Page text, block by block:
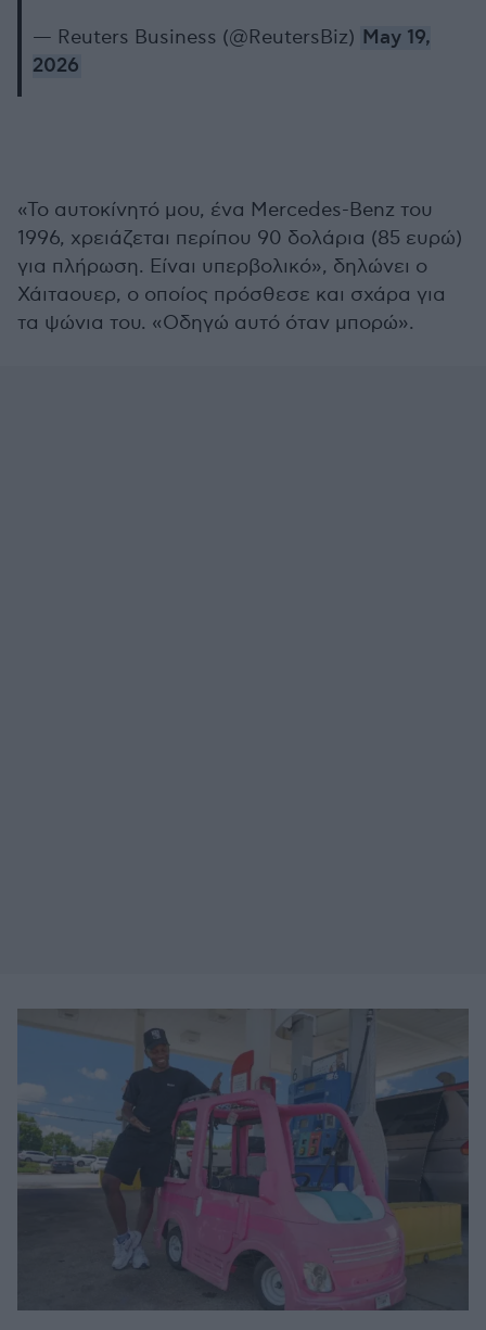
— Reuters Business (@ReutersBiz) May 19,
2026
«Το αυτοκίνητό μου, ένα Mercedes-Benz του
1996, χρειάζεται περίπου 90 δολάρια (85 ευρώ)
για πλήρωση. Είναι υπερβολικό», δηλώνει ο
Χάιταουερ, ο οποίος πρόσθεσε και σχάρα για
τα ψώνια του. «Οδηγώ αυτό όταν μπορώ».